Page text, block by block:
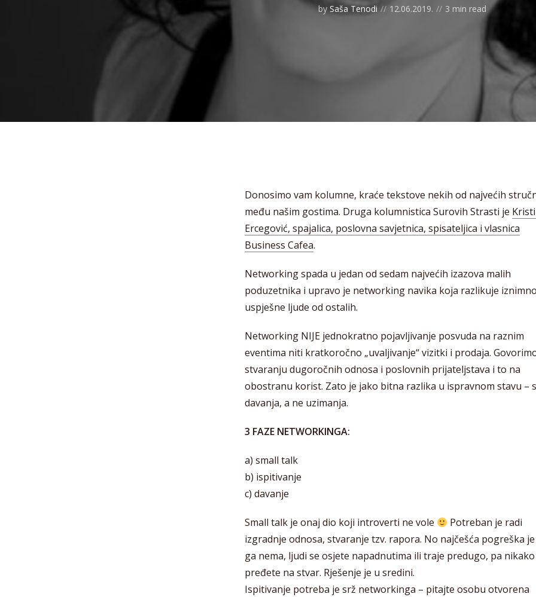
by Saša Tenodi 12.06.2019. 3 min read
Donosimo vam kolumne, kraće tekstove nekih od najvećih
među našim gostima. Druga kolumnistica Surovih Strasti je
Ercegović, spajalica, poslovna savjetnica, spisateljica i vlasnica
Business Cafea.
Networking spada u jedan od sedam najvećih izazova malih
poduzetnika i upravo je networking navika koja razlikuje iznimno
uspješne ljude od ostalih.
Networking NIJE jednokratno pojavljivanje posvuda na raznim
eventima niti kratkoročno „uvaljivanje“ vizitki i prodaja.
stvaranju dugoročnih odnosa i poslovnih prijateljstava i to na
obostranu korist. Zato je jako bitna razlika u ispravnom stavu –
davanja, a ne uzimanja.
3 FAZE NETWORKINGA:
a) small talk
b) ispitivanje
c) davanje
Small talk je onaj dio koji introverti ne vole
Potreban je radi
izgradnje odnosa, stvaranje tzv. rapora. No najčešća pogreška
ga nema, ljudi se osjete napadnutima ili traje predugo, pa nikako
pređete na stvar. Rješenje je u sredini.
Ispitivanje potreba je srž networkinga – pitajte osobu otvorena